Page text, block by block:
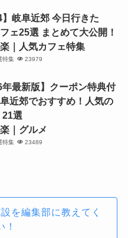
】岐阜近郊 今日行きた
ェ25選 まとめて大公開！
｜人気カフェ特集
特集 23979
年最新版】クーポン特典付
近郊でおすすめ！人気の
21選
｜グルメ
特集 23489
を編集部に教えてく
！